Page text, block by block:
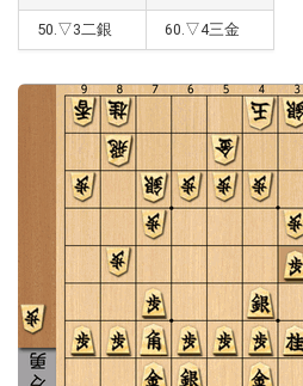
50.▽3二銀 60.▽4三金